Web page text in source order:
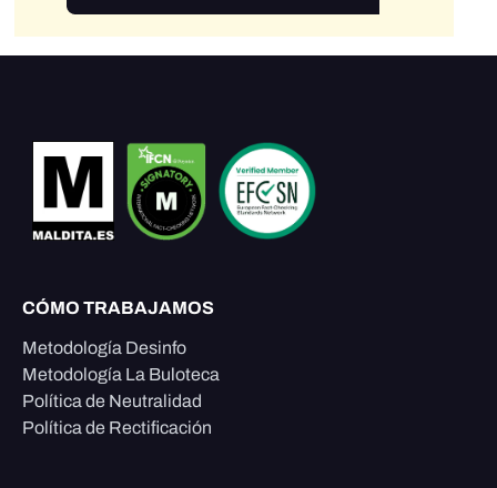
CÓMO TRABAJAMOS
Metodología Desinfo
Metodología La Buloteca
Política de Neutralidad
Política de Rectificación